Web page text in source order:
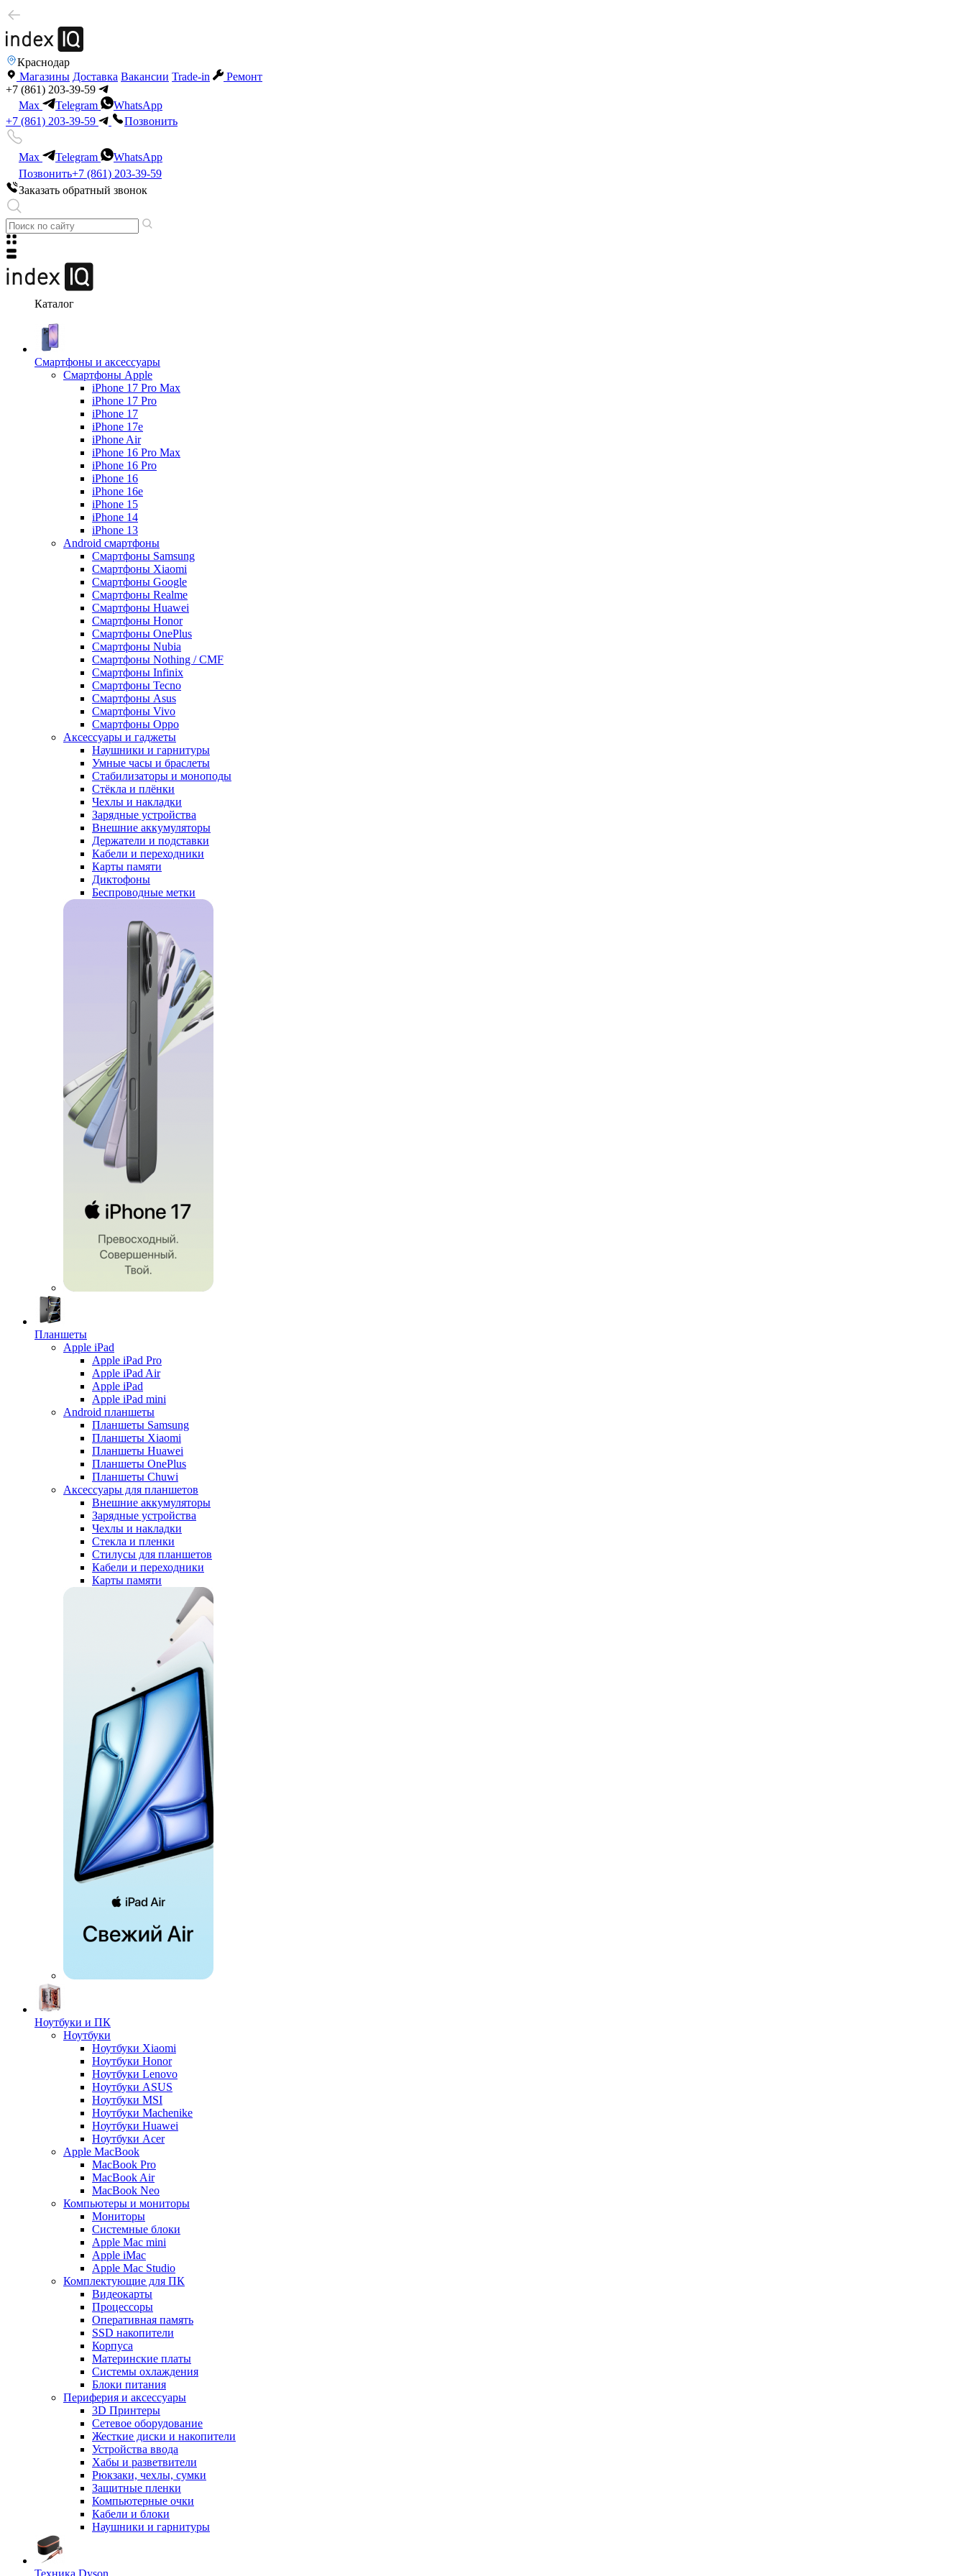
Краснодар
Магазины Доставка Вакансии Trade-in
Ремонт
+7 (861) 203-39-59
Max
Telegram
WhatsApp
+7 (861) 203-39-59
Позвонить
Max Telegram
WhatsApp
Позвонить+7 (861) 203-39-59
Заказать обратный звонок
Каталог
Смартфоны и аксессуары
Смартфоны Apple
iPhone 17 Pro Max
iPhone 17 Pro
iPhone 17
iPhone 17e
iPhone Air
iPhone 16 Pro Max
iPhone 16 Pro
iPhone 16
iPhone 16e
iPhone 15
iPhone 14
iPhone 13
Android cмартфоны
Смартфоны Samsung
Смартфоны Xiaomi
Смартфоны Google
Смартфоны Realme
Смартфоны Huawei
Смартфоны Honor
Смартфоны OnePlus
Смартфоны Nubia
Смартфоны Nothing / CMF
Смартфоны Infinix
Смартфоны Tecno
Смартфоны Asus
Смартфоны Vivo
Смартфоны Oppo
Аксессуары и гаджеты
Наушники и гарнитуры
Умные часы и браслеты
Стабилизаторы и моноподы
Стёкла и плёнки
Чехлы и накладки
Зарядные устройства
Внешние аккумуляторы
Держатели и подставки
Кабели и переходники
Карты памяти
Диктофоны
Беспроводные метки
Планшеты
Apple iPad
Apple iPad Pro
Apple iPad Air
Apple iPad
Apple iPad mini
Android планшеты
Планшеты Samsung
Планшеты Xiaomi
Планшеты Huawei
Планшеты OnePlus
Планшеты Chuwi
Аксессуары для планшетов
Внешние аккумуляторы
Зарядные устройства
Чехлы и накладки
Стекла и пленки
Стилусы для планшетов
Кабели и переходники
Карты памяти
Ноутбуки и ПК
Ноутбуки
Ноутбуки Xiaomi
Ноутбуки Honor
Ноутбуки Lenovo
Ноутбуки ASUS
Ноутбуки MSI
Ноутбуки Machenike
Ноутбуки Huawei
Ноутбуки Acer
Apple MacBook
MacBook Pro
MacBook Air
MacBook Neo
Компьютеры и мониторы
Мониторы
Системные блоки
Apple Mac mini
Apple iMac
Apple Mac Studio
Комплектующие для ПК
Видеокарты
Процессоры
Оперативная память
SSD накопители
Корпуса
Материнские платы
Системы охлаждения
Блоки питания
Периферия и аксессуары
3D Принтеры
Сетевое оборудование
Жесткие диски и накопители
Устройства ввода
Хабы и разветвители
Рюкзаки, чехлы, сумки
Защитные пленки
Компьютерные очки
Кабели и блоки
Наушники и гарнитуры
Техника Dyson